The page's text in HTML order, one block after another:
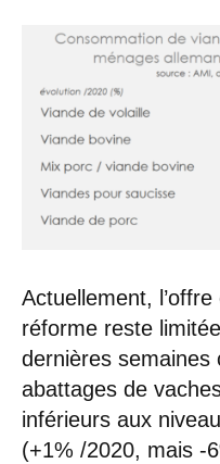
Actuellement,
réforme reste
dernières semaines
abattages de
inférieurs aux
(+1% /2020, mais -